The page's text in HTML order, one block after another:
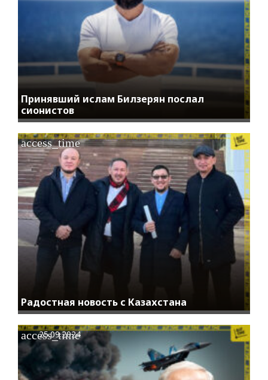
Принявший ислам Билзерян послал
сионистов
Радостная новость с Казахстана
access_time
access_time
25.09.2024